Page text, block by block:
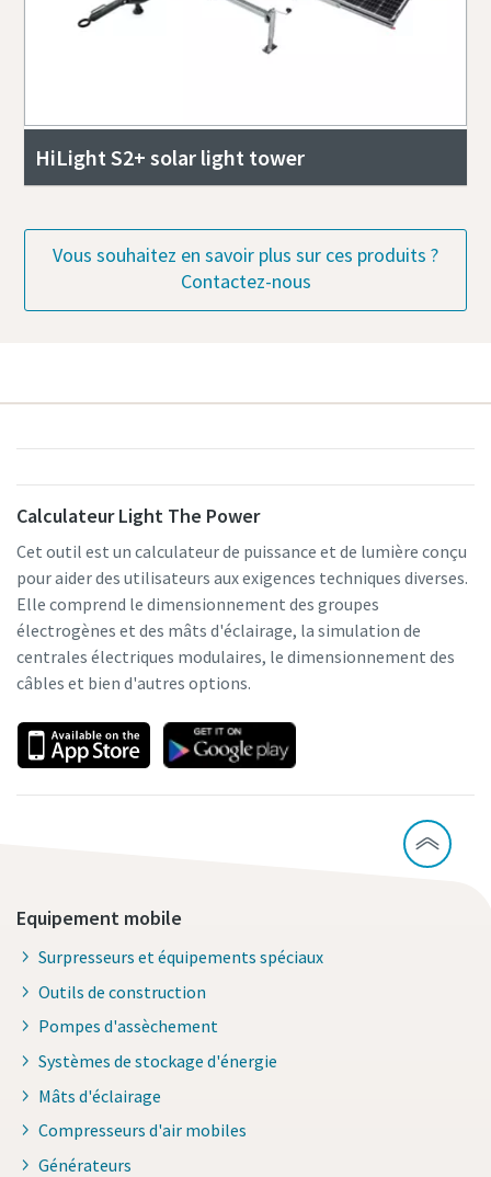
HiLight S2+ solar light tower
Vous souhaitez en savoir plus sur ces produits ?
Contactez-nous
Calculateur Light The Power
Cet outil est un calculateur de puissance et de lumière conçu
pour aider des utilisateurs aux exigences techniques diverses.
Elle comprend le dimensionnement des groupes
électrogènes et des mâts d'éclairage, la simulation de
centrales électriques modulaires, le dimensionnement des
câbles et bien d'autres options.
Equipement mobile
Surpresseurs et équipements spéciaux
Outils de construction
Pompes d'assèchement
Systèmes de stockage d'énergie
Mâts d'éclairage
Compresseurs d'air mobiles
Générateurs